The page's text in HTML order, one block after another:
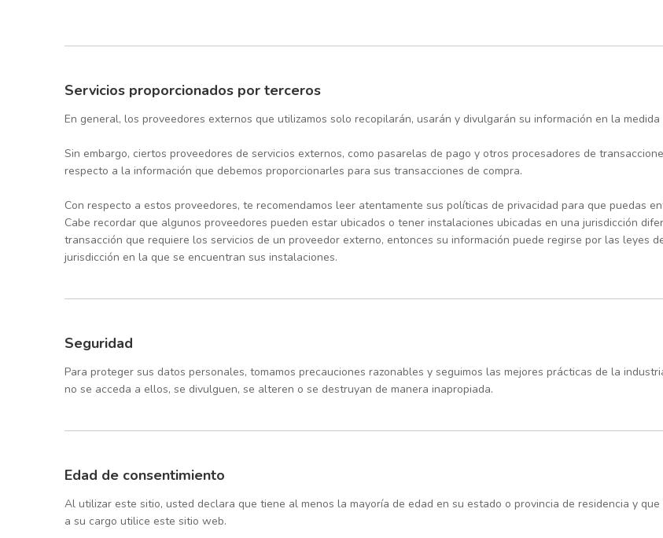
Servicios proporcionados por terceros
En general, los proveedores externos que utilizamos solo recopilarán, usarán y divulgarán su información en la
Sin embargo, ciertos proveedores de servicios externos, como pasarelas de pago y otros procesadores de
respecto a la información que debemos proporcionarles para sus transacciones de compra.
Con respecto a estos proveedores, te recomendamos leer atentamente sus políticas de privacidad para que puedas
Cabe recordar que algunos proveedores pueden estar ubicados o tener instalaciones ubicadas en una jurisdicción
transacción que requiere los servicios de un proveedor externo, entonces su información puede regirse por las leyes
jurisdicción en la que se encuentran sus instalaciones.
Seguridad
Para proteger sus datos personales, tomamos precauciones razonables y seguimos las mejores prácticas de la
no se acceda a ellos, se divulguen, se alteren o se destruyan de manera inapropiada.
Edad de consentimiento
Al utilizar este sitio, usted declara que tiene al menos la mayoría de edad en su estado o provincia de residencia y
a su cargo utilice este sitio web.